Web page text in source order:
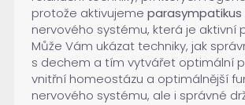
protože aktivujemeparasympatikus
nervového systému, která je aktivní
Může Vám ukázat techniky, jak
s dechem a tím vytvářet optimální
vnitřní homeostázu a optimálnější
nervového systému, ale i správné